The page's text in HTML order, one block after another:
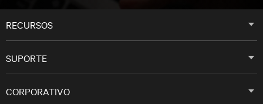
RECURSOS
SUPORTE
CORPORATIVO